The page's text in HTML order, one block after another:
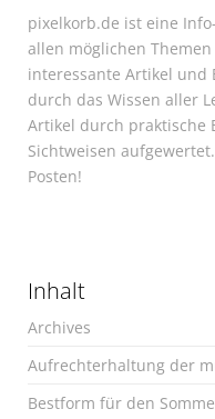
pixelkorb.de ist eine
allen möglichen
interessante Artikel und
durch das Wissen aller
Artikel durch praktische
Sichtweisen
Posten!
Inhalt
Archives
Aufrechterhaltung der
Bestform für den